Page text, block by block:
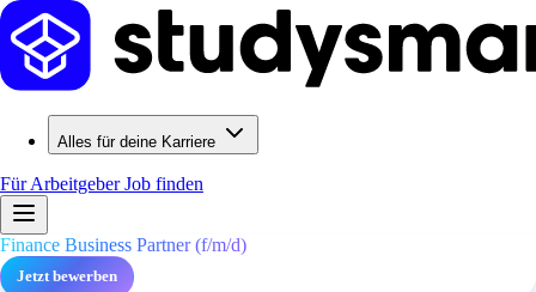
Alles für deine Karriere
Für ArbeitgeberJob finden
Finance Business Partner (f/m/d)
Jetzt bewerben